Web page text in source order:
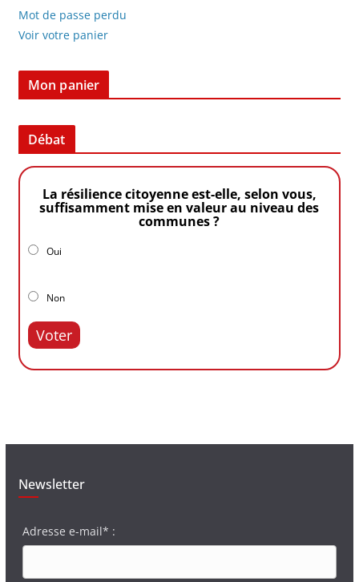
Mot de passe perdu
Voir votre panier
Mon panier
Débat
La résilience citoyenne est-elle, selon vous,
suffisamment mise en valeur au niveau des
communes ?
Oui
Non
Voter
Newsletter
Adresse e-mail* :